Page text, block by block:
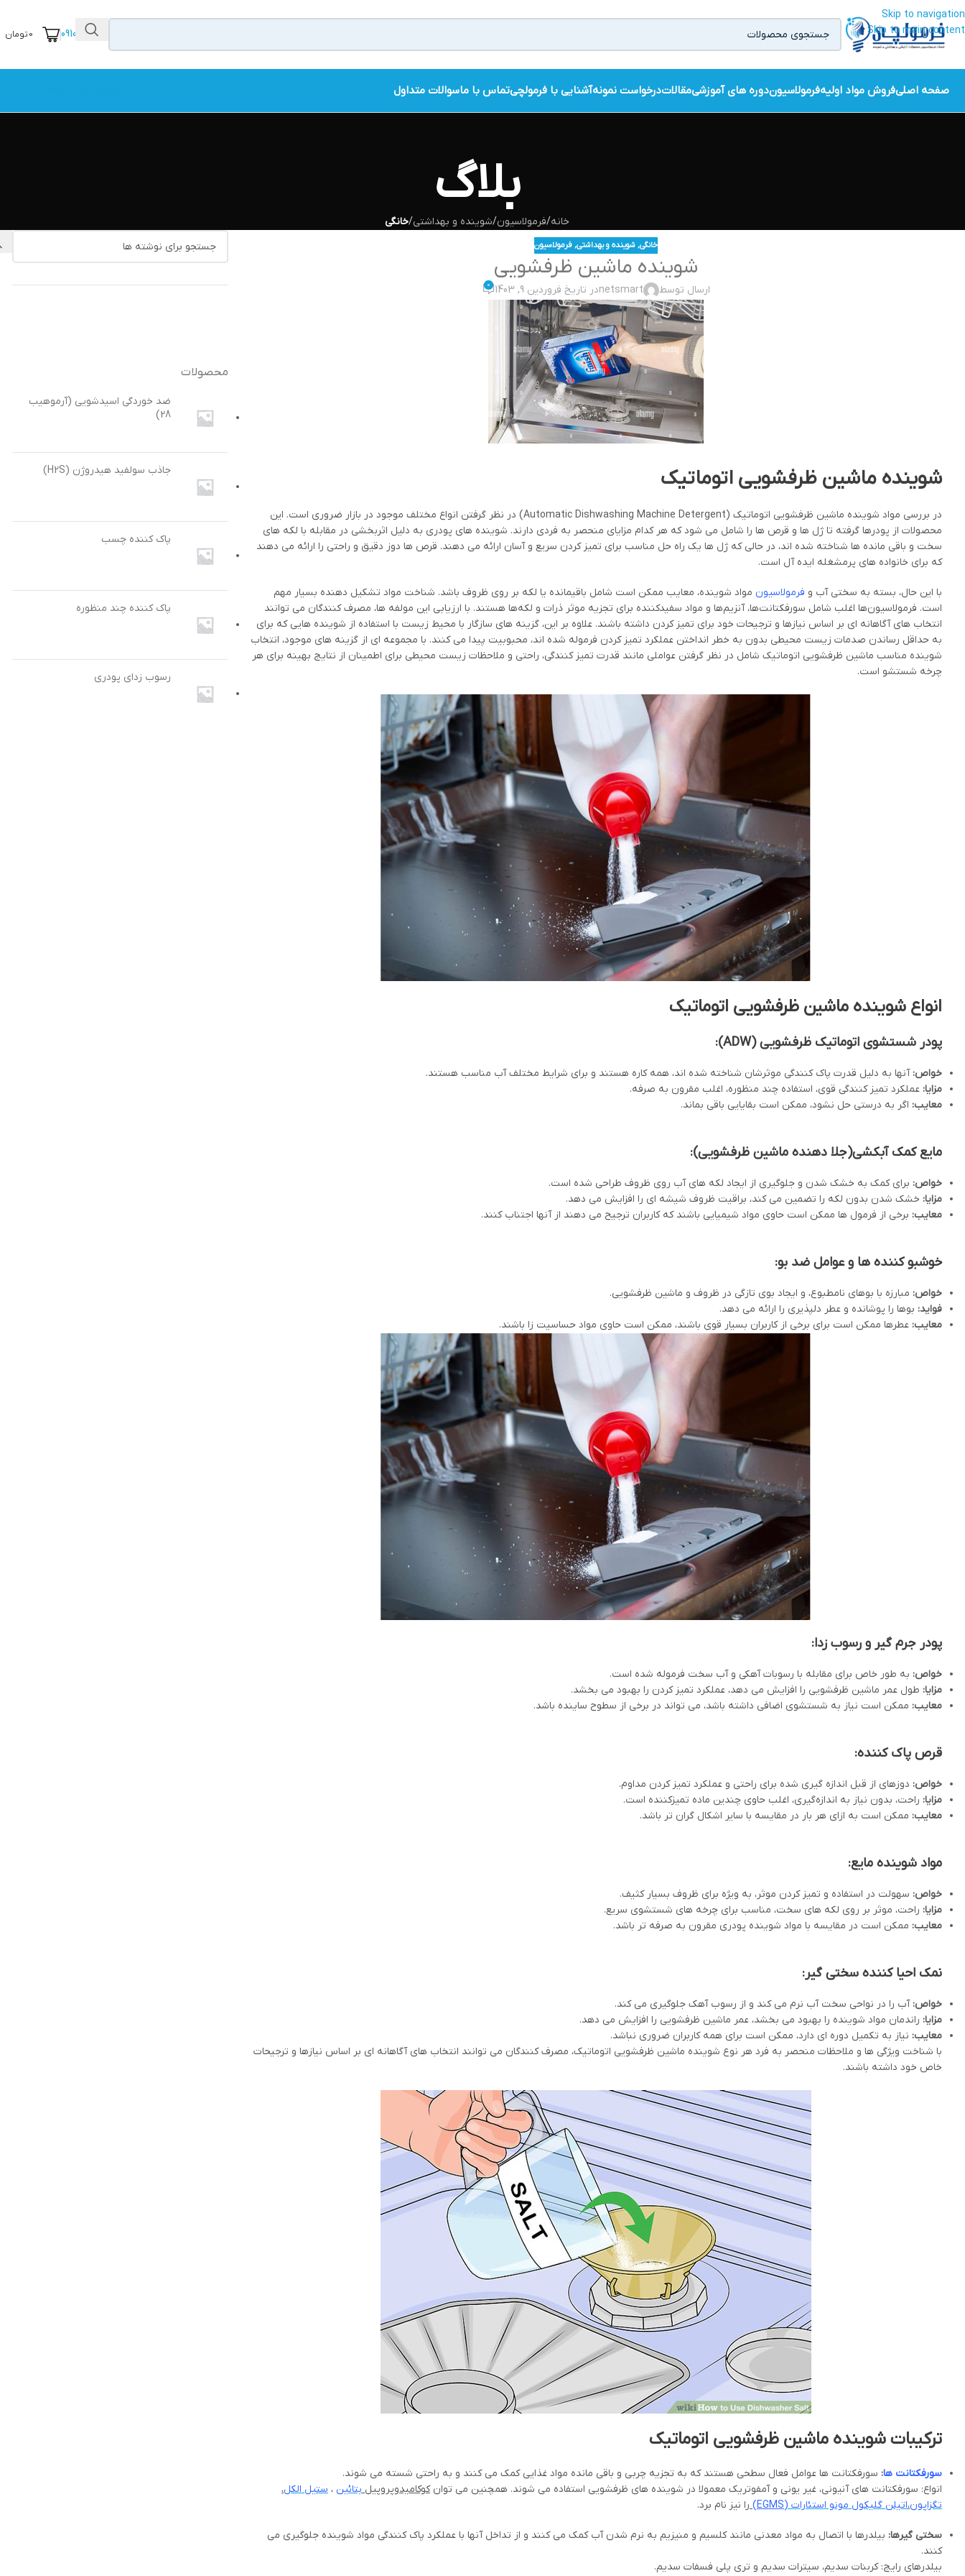
Skip to navigation
Skip to main content
09104111456
0تومان
صفحه اصلیفروش مواد اولیهفرمولاسیوندوره های آموزشیمقالاتدرخواست نمونهآشنایی با فرمولچیتماس با ماسوالات متداول
بلاگ
خانه/فرمولاسیون/شوینده و بهداشتی/خانگی
خانگی, شوینده و بهداشتی, فرمولاسیون
شوینده ماشین ظرفشویی
ارسال توسط netsmartدر تاریخ فروردین 9, 1403 0
شوینده ماشین ظرفشویی اتوماتیک
در بررسی مواد شوینده ماشین ظرفشویی اتوماتیک (Automatic Dishwashing Machine Detergent) در نظر گرفتن انواع مختلف موجود در بازار ضروری است. این
محصولات از پودرها گرفته تا ژل ها و قرص ها را شامل می شود که هر کدام مزایای منحصر به فردی دارند. شوینده های پودری به دلیل اثربخشی در مقابله با لکه های
سخت و باقی مانده ها شناخته شده اند، در حالی که ژل ها یک راه حل مناسب برای تمیز کردن سریع و آسان ارائه می دهند. قرص ها دوز دقیق و راحتی را ارائه می دهند
که برای خانواده های پرمشغله ایده آل است.
با این حال، بسته به سختی آب و فرمولاسیون مواد شوینده، معایب ممکن است شامل باقیمانده یا لکه بر روی ظروف باشد. شناخت مواد تشکیل دهنده بسیار مهم
است. فرمولاسیون‌ها اغلب شامل سورفکتانت‌ها، آنزیم‌ها و مواد سفیدکننده برای تجزیه موثر ذرات و لکه‌ها هستند. با ارزیابی این مولفه ها، مصرف کنندگان می توانند
انتخاب های آگاهانه ای بر اساس نیازها و ترجیحات خود برای تمیز کردن داشته باشند. علاوه بر این، گزینه های سازگار با محیط زیست با استفاده از شوینده هایی که برای
به حداقل رساندن صدمات زیست محیطی بدون به خطر انداختن عملکرد تمیز کردن فرموله شده اند، محبوبیت پیدا می کنند. با مجموعه ای از گزینه های موجود، انتخاب
شوینده مناسب ماشین ظرفشویی اتوماتیک شامل در نظر گرفتن عواملی مانند قدرت تمیز کنندگی، راحتی و ملاحظات زیست محیطی برای اطمینان از نتایج بهینه برای هر
چرخه شستشو است.
انواع شوینده ماشین ظرفشویی اتوماتیک
پودر شستشوی اتوماتیک ظرفشویی (ADW
):
خواص: آنها به دلیل قدرت پاک کنندگی موثرشان شناخته شده اند، همه کاره هستند و برای شرایط مختلف آب مناسب هستند.
مزایا: عملکرد تمیز کنندگی قوی، استفاده چند منظوره، اغلب مقرون به صرفه.
معایب: اگر به درستی حل نشود، ممکن است بقایایی باقی بماند.
مایع کمک آبکشی(جلا دهنده ماشین ظرفشویی):
خواص: برای کمک به خشک شدن و جلوگیری از ایجاد لکه های آب روی ظروف طراحی شده است.
مزایا: خشک شدن بدون لکه را تضمین می کند، براقیت ظروف شیشه ای را افزایش می دهد.
معایب: برخی از فرمول ها ممکن است حاوی مواد شیمیایی باشند که کاربران ترجیح می دهند از آنها اجتناب کنند.
خوشبو کننده ها و عوامل ضد بو:
خواص: مبارزه با بوهای نامطبوع، و ایجاد بوی تازگی در ظروف و ماشین ظرفشویی.
فواید: بوها را پوشانده و عطر دلپذیری را ارائه می دهد.
معایب: عطرها ممکن است برای برخی از کاربران بسیار قوی باشند، ممکن است حاوی مواد حساسیت زا باشند.
پودر جرم گیر و رسوب زدا:
خواص: به طور خاص برای مقابله با رسوبات آهکی و آب سخت فرموله شده است.
مزایا: طول عمر ماشین ظرفشویی را افزایش می دهد، عملکرد تمیز کردن را بهبود می بخشد.
معایب: ممکن است نیاز به شستشوی اضافی داشته باشد، می تواند در برخی از سطوح ساینده باشد.
قرص پاک کننده:
خواص: دوزهای از قبل اندازه گیری شده برای راحتی و عملکرد تمیز کردن مداوم.
مزایا: راحت، بدون نیاز به اندازه‌گیری، اغلب حاوی چندین ماده تمیزکننده است.
معایب: ممکن است به ازای هر بار در مقایسه با سایر اشکال گران تر باشد.
مواد شوینده مایع:
خواص: سهولت در استفاده و تمیز کردن موثر، به ویژه برای ظروف بسیار کثیف.
مزایا: راحت، موثر بر روی لکه های سخت، مناسب برای چرخه های شستشوی سریع.
معایب: ممکن است در مقایسه با مواد شوینده پودری مقرون به صرفه تر باشد.
نمک احیا کننده سختی گیر:
خواص: آب را در نواحی سخت آب نرم می کند و از رسوب آهک جلوگیری می کند.
مزایا: راندمان مواد شوینده را بهبود می بخشد، عمر ماشین ظرفشویی را افزایش می دهد.
معایب: نیاز به تکمیل دوره ای دارد، ممکن است برای همه کاربران ضروری نباشد.
با شناخت ویژگی ها و ملاحظات منحصر به فرد هر نوع شوینده ماشین ظرفشویی اتوماتیک، مصرف کنندگان می توانند انتخاب های آگاهانه ای بر اساس نیازها و ترجیحات
خاص خود داشته باشند.
ترکیباتشوینده ماشین ظرفشویی اتوماتیک
سورفکتانت ها: سورفکتانت ها عوامل فعال سطحی هستند که به تجزیه چربی و باقی مانده مواد غذایی کمک می کنند و به راحتی شسته می شوند.
انواع: سورفکتانت های آنیونی، غیر یونی و آمفوتریک معمولا در شوینده های ظرفشویی استفاده می شوند. همچنین می توانکوکامیدوپروپیلبتائین ، ستیل الکل،
تگزاپون،اتیلن گلیکول مونو استئارات (EGMS
) را نیز نام برد.
سختی گیرها: بیلدرها با اتصال به مواد معدنی مانند کلسیم و منیزیم به نرم شدن آب کمک می کنند و از تداخل آنها با عملکرد پاک کنندگی مواد شوینده جلوگیری می
کنند.
بیلدرهای رایج: کربنات سدیم، سیترات سدیم و تری پلی فسفات سدیم.
محصولات
ضد خوردگی اسیدشویی (آرموهیب
28)
جاذب سولفید هیدروژن (H2S)
پاک کننده چسب
پاک کننده چند منظوره
رسوب زدای پودری